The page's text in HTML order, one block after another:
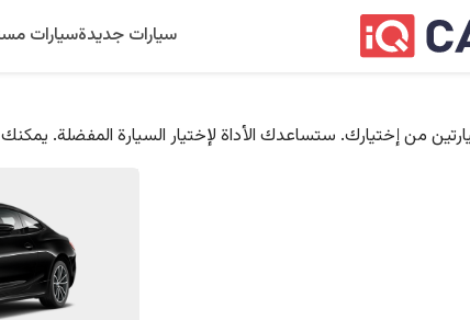
سيارات جديدةسيارات
من إختيارك. ستساعدك الأداة لإختيار السيارة المفضلة.